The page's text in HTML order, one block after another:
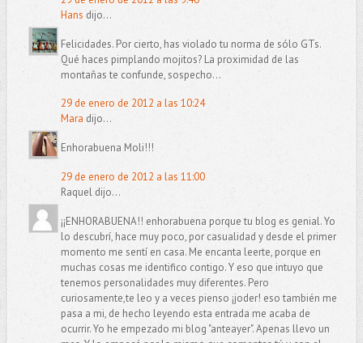
Hans dijo...
Felicidades. Por cierto, has violado tu norma de sólo GTs.
Qué haces pimplando mojitos? La proximidad de las
montañas te confunde, sospecho...
29 de enero de 2012 a las 10:24
Mara dijo...
Enhorabuena Moli!!!
29 de enero de 2012 a las 11:00
Raquel dijo...
¡¡ENHORABUENA!! enhorabuena porque tu blog es genial. Yo
lo descubrí, hace muy poco, por casualidad y desde el primer
momento me sentí en casa. Me encanta leerte, porque en
muchas cosas me identifico contigo. Y eso que intuyo que
tenemos personalidades muy diferentes. Pero
curiosamente,te leo y a veces pienso ¡joder! eso también me
pasa a mi, de hecho leyendo esta entrada me acaba de
ocurrir. Yo he empezado mi blog "anteayer". Apenas llevo un